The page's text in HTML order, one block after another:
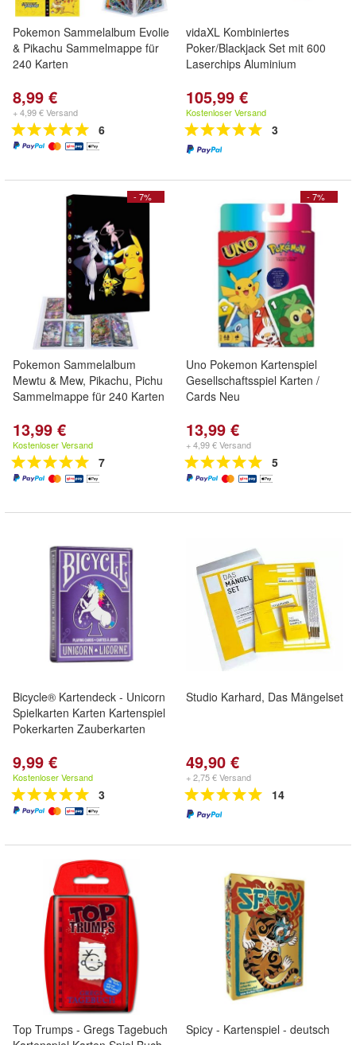
Pokemon Sammelalbum Evolie
& Pikachu Sammelmappe für
240 Karten
8,99 €
+ 4,99 € Versand
6
vidaXL Kombiniertes
Poker/Blackjack Set mit 600
Laserchips Aluminium
105,99 €
Kostenloser Versand
3
- 7%
Pokemon Sammelalbum
Mewtu & Mew, Pikachu, Pichu
Sammelmappe für 240 Karten
13,99 €
Kostenloser Versand
7
- 7%
Uno Pokemon Kartenspiel
Gesellschaftsspiel Karten /
Cards Neu
13,99 €
+ 4,99 € Versand
5
Bicycle® Kartendeck - Unicorn
Spielkarten Karten Kartenspiel
Pokerkarten Zauberkarten
9,99 €
Kostenloser Versand
3
Studio Karhard, Das Mängelset
49,90 €
+ 2,75 € Versand
14
Top Trumps - Gregs Tagebuch
Spicy - Kartenspiel - deutsch